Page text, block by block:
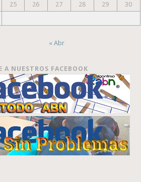
25 26 27 28 29
30
« Abr
A NUESTROS FACEBOOK